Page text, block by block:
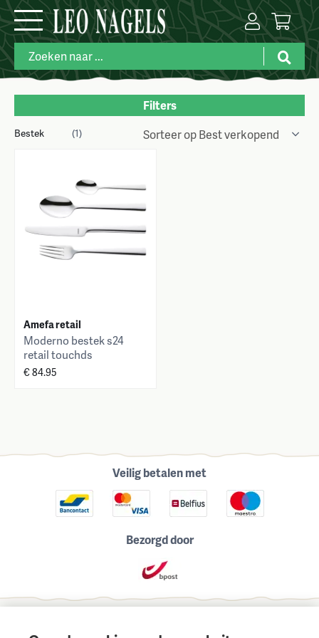
Filters
Bestek (1)
Amefa retail
Moderno bestek s24
retail touchds
€ 84.95
Veilig betalen met
Bezorgd door